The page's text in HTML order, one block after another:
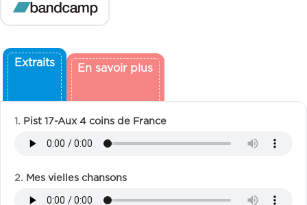
Extraits En savoir plus
Pist 17-Aux 4 coins de France
Mes vielles chansons